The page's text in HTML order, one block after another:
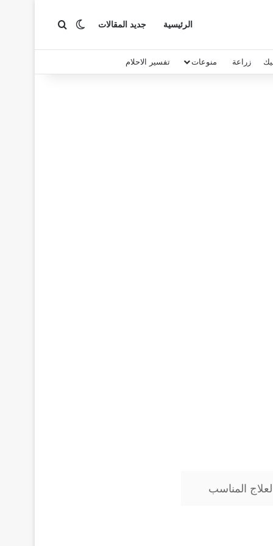
الرئيسية جديد المقالات الوضع المظلم
بحث عن
زراعة منوعات تفسير الاحلام
المناسب